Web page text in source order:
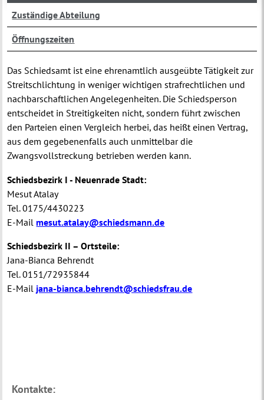
Zuständige Abteilung
Öffnungszeiten
Das Schiedsamt ist eine ehrenamtlich ausgeübte Tätigkeit zur
Streitschlichtung in weniger wichtigen strafrechtlichen und
nachbarschaftlichen Angelegenheiten. Die Schiedsperson
entscheidet in Streitigkeiten nicht, sondern führt zwischen
den Parteien einen Vergleich herbei, das heißt einen Vertrag,
aus dem gegebenenfalls auch unmittelbar die
Zwangsvollstreckung betrieben werden kann.
Schiedsbezirk I - Neuenrade Stadt:
Mesut Atalay
Tel. 0175/4430223
E-Mailmesut.atalay@schiedsmann.de
Schiedsbezirk II – Ortsteile:
Jana-Bianca Behrendt
Tel. 0151/72935844
E-Mail jana-bianca.behrendt@schiedsfrau.de
Kontakte: